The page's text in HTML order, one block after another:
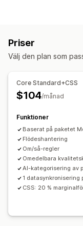
Variantsynkronisering
Uppdateringar i
Övervakning av
Lokal valuta
Bulkorder
Anpassade regler
Priser
Välj den plan som
Core Standard+CSS
$104/månad
Funktioner
Baserat på paketet
Flödeshantering
Om/så-regler
Omedelbara
AI-kategorisering av
1 datasynkronisering
CSS: 20 %